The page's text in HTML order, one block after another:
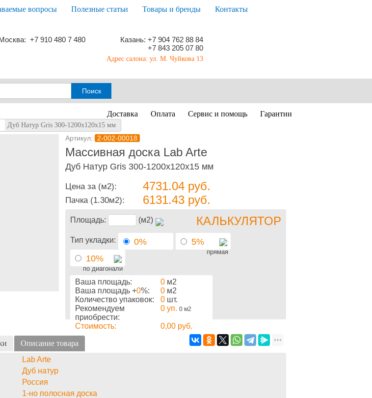
вопросы Полезные статьи Товары и бренды Контакты
+7 910 480 7 480
Казань: +7 904 762 88 84
+7 843 205 07 80
Адрес салона: ул. М. Чуйкова 13
Доставка Оплата Сервис и помощь Гарантии
Дуб Натур Gris 300-1200х120х15 мм
Артикул: 2-002-00018
Массивная доска Lab Arte
Дуб Натур Gris 300-1200х120х15 мм
Цена за (м2): 4731.04руб.
Пачка(1.30м2): 6131.43руб.
Площадь: (м2) КАЛЬКУЛЯТОР
Тип укладки: 0% 5%
прямая
10%
по диагонали
Ваша площадь: 0 м2
Ваша площадь +0%: 0 м2
Количество упаковок:
0 шт.
Рекомендуем
приобрести:
0 уп. 0 м2
Стоимость: 0,00 руб.
Описание товара
Lab Arte
Дуб натур
Россия
1-но полосная доска